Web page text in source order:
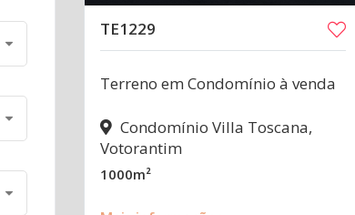
TE1229
Terreno em Condomínio à venda
Condomínio Villa Toscana,
Votorantim
1000m²